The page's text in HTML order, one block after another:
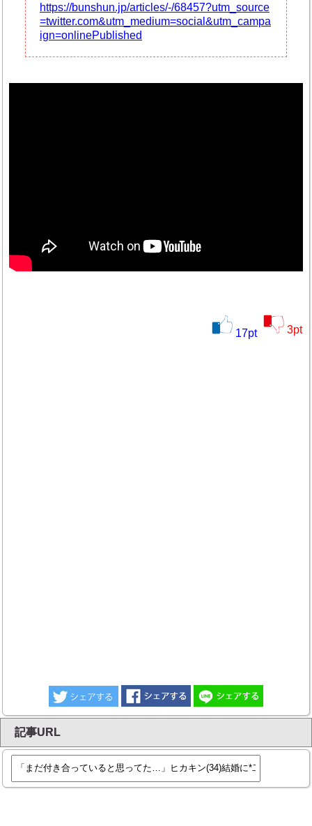
https://bunshun.jp/articles/-/68457?utm_source
=twitter.com&utm_medium=social&utm_campa
ign=onlinePublished
17pt 3pt
記事URL